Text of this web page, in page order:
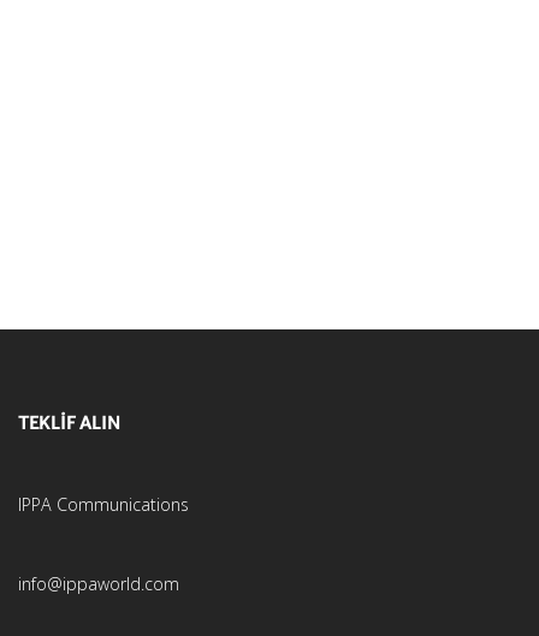
TEKLİF ALIN
IPPA Communications
info@ippaworld.com